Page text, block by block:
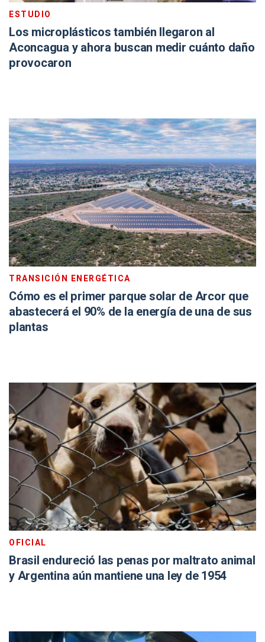
ESTUDIO
Los microplásticos también llegaron al
Aconcagua y ahora buscan medir cuánto daño
provocaron
TRANSICIÓN ENERGÉTICA
Cómo es el primer parque solar de Arcor que
abastecerá el 90% de la energía de una de sus
plantas
OFICIAL
Brasil endureció las penas por maltrato animal
y Argentina aún mantiene una ley de 1954